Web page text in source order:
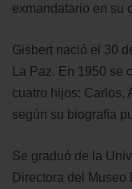
exmandatario en su
Gisbert nació el 30
La Paz. En 1950 se
cuatro hijos: Carlos,
según su biografía
Se graduó de la
Directora del Museo